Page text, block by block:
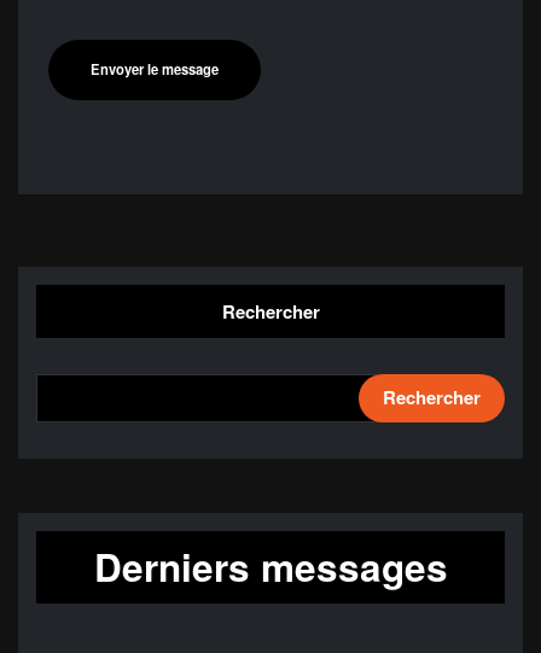
Rechercher
Rechercher
Derniers messages